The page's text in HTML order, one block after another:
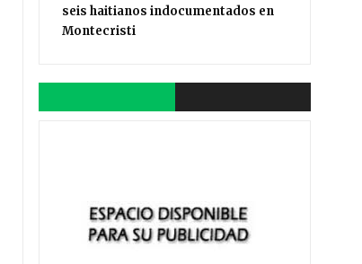
seis haitianos indocumentados en
Montecristi